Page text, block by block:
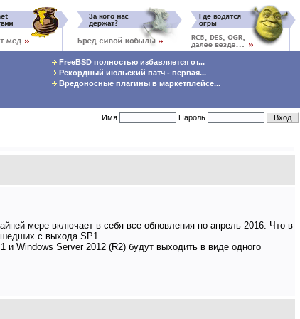
FreeBSD полностью избавляется от...
Рекордный июльский патч - первая...
Вредоносные плагины в маркетплейсе...
Имя Пароль
мере включает в себя все обновления по апрель 2016. Что в
с выхода SP1.
и Windows Server 2012 (R2) будут выходить в виде одного